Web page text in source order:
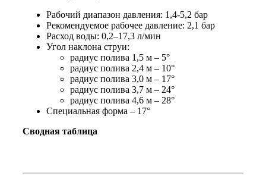
Рабочий диапазон давления: 1,4-5,2 бар
Рекомендуемое рабочее давление: 2,1 бар
Расход воды: 0,2–17,3 л/мин
Угол наклона струи:
радиус полива 1,5 м – 5°
радиус полива 2,4 м – 10°
радиус полива 3,0 м – 17°
радиус полива 3,7 м – 24°
радиус полива 4,6 м – 28°
Специальная форма – 17°
Сводная таблица